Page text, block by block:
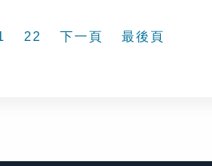
22 下一頁 最後頁